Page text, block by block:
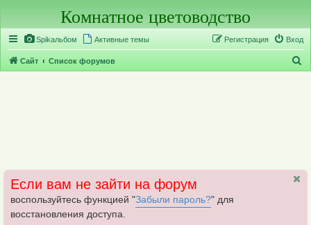
Комнатное цветоводство
Spikальбом Активные темы Вход
Регистрация
Сайт Список форумов
Если вам не зайти на форум
воспользуйтесь функцией "Забыли пароль?" для
восстановления доступа.